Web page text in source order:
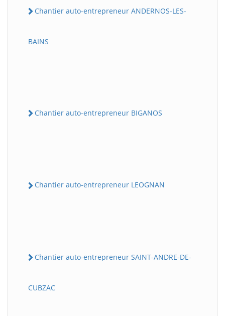
Chantier auto-entrepreneur ANDERNOS-LES-
BAINS
Chantier auto-entrepreneur BIGANOS
Chantier auto-entrepreneur LEOGNAN
Chantier auto-entrepreneur SAINT-ANDRE-DE-
CUBZAC